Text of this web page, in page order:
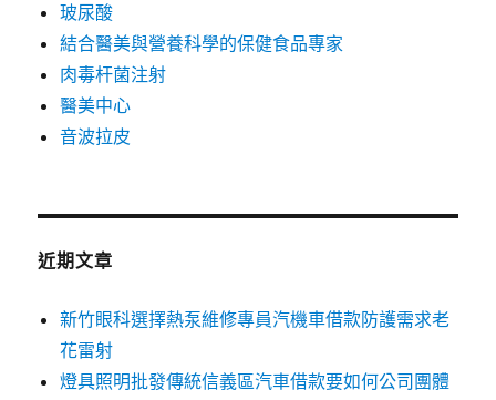
玻尿酸
結合醫美與營養科學的保健食品專家
肉毒杆菌注射
醫美中心
音波拉皮
近期文章
新竹眼科選擇熱泵維修專員汽機車借款防護需求老
花雷射
燈具照明批發傳統信義區汽車借款要如何公司團體